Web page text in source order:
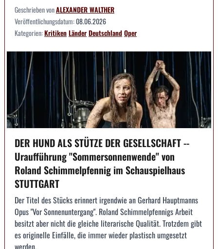
Geschrieben vonALEXANDER WALTHER
Veröffentlichungsdatum:08.06.2026
Kategorien:KritikenLänderDeutschlandOper
DER HUND ALS STÜTZE DER GESELLSCHAFT --
Uraufführung "Sommersonnenwende" von
Roland Schimmelpfennig im Schauspielhaus
STUTTGART
Der Titel des Stücks erinnert irgendwie an Gerhard Hauptmanns
Opus "Vor Sonnenuntergang". Roland Schimmelpfennigs Arbeit
besitzt aber nicht die gleiche literarische Qualität. Trotzdem gibt
es originelle Einfälle, die immer wieder plastisch umgesetzt
werden.